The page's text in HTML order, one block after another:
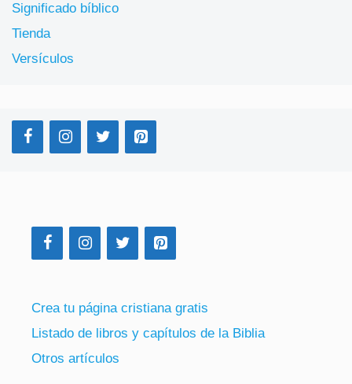
Significado bíblico
Tienda
Versículos
Crea tu página cristiana gratis
Listado de libros y capítulos de la Biblia
Otros artículos